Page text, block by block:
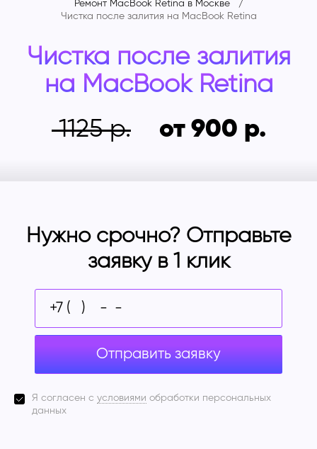
Ремонт MacBook Retina в Москве
Чистка после залития на MacBook Retina
Чистка после залития
на MacBook Retina
1125
от 900
Нужно срочно? Отправьте
заявку в 1 клик
Отправить заявку
Я согласен с условиями обработки персональных
данных